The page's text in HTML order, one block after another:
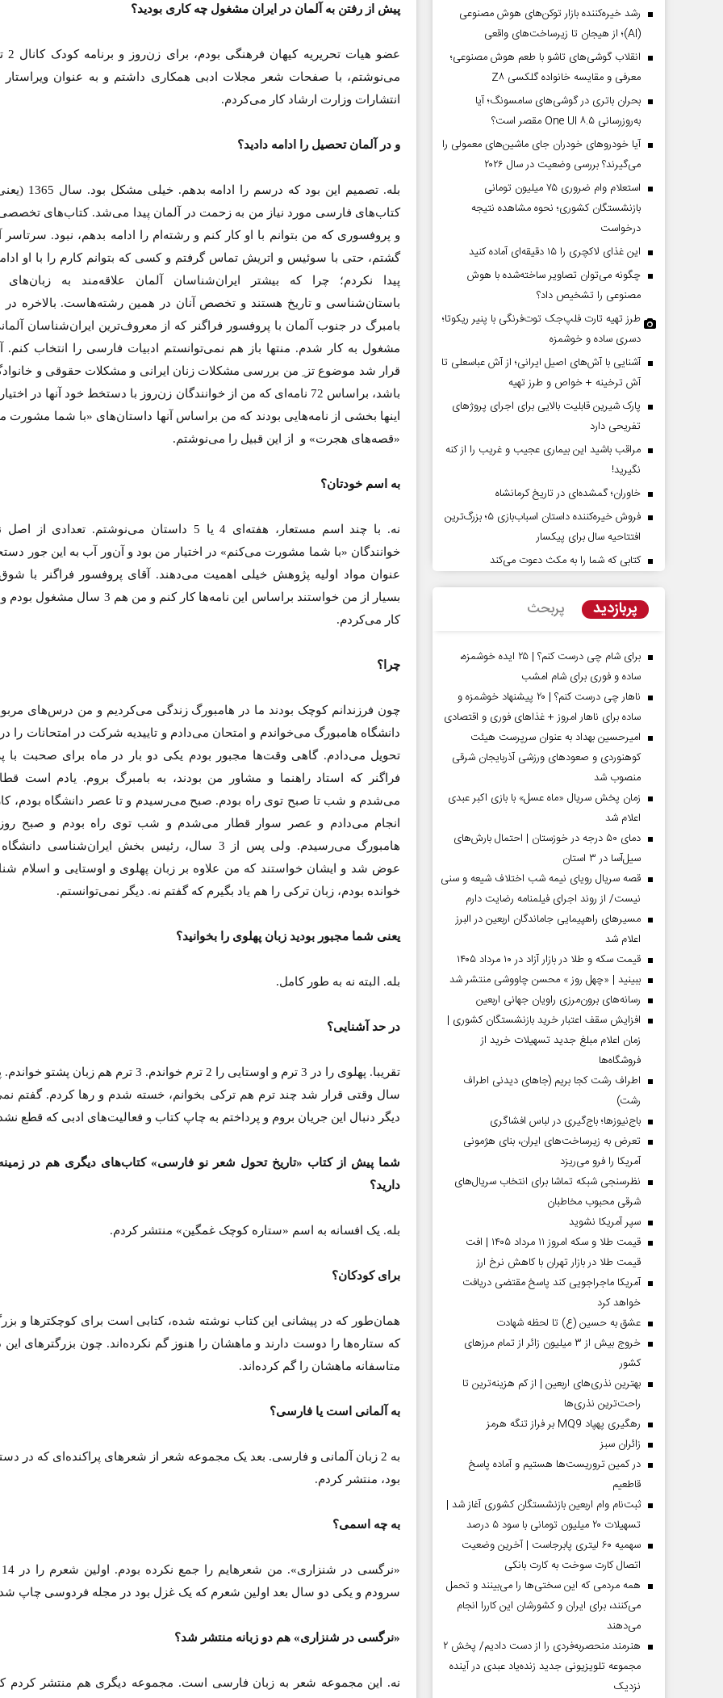
پیش از رفتن به آلمان در ایران مشغول چه کاری بودید؟
عضو
می‌نوشتم، با صفحات شعر مجلات ادبی همکاری داشتم و به عنوان ویراستار
انتشارات وزارت ارشاد کار می‌کردم.
و در آلمان تحصیل را ادامه دادید؟
کتاب‌های فارسی مورد نیاز من به زحمت در آلمان پیدا می‌شد. کتاب‌های
و پروفسوری که من بتوانم با او کار کنم و رشته‌ام را ادامه بدهم، نبود. سرتاسر
گشتم، حتی با سوئیس و اتریش تماس گرفتم و کسی که بتوانم کارم را با او
پیدا نکردم؛ چرا که بیشتر ایران‌شناسان آلمان علاقه‌مند به زبان‌های
باستان‌شناسی و تاریخ هستند و تخصص آنان در همین رشته‌هاست. بالاخره در
بامبرگ در جنوب آلمان با پروفسور فراگنر که از معروف‌ترین ایران‌شناسان
مشغول به کار شدم. منتها باز هم نمی‌توانستم ادبیات فارسی را انتخاب کنم.
قرار شد موضوع تز ِ‌ من بررسی مشکلات زنان ایرانی و مشکلات حقوقی و
باشد، براساس 72 نامه‌ای که من از خوانندگان زن‌روز با دستخط خود آنها در
اینها بخشی از نامه‌هایی بودند که من براساس آنها داستان‌های «با شما مشورت
«قصه‌های هجرت» و از این قبیل را می‌نوشتم.
به اسم خودتان؟
نه. با چند اسم مستعار، هفته‌ای 4 یا 5 داستان می‌نوشتم. تعدادی
خوانندگان «با شما مشورت می‌کنم» در اختیار من بود و آن‌ور آب به این جور
عنوان مواد اولیه پژوهش خیلی اهمیت می‌دهند. آقای پروفسور فراگنر با
بسیار از من خواستند براساس این نامه‌ها کار کنم و من هم
کار می‌کردم.
چرا؟
چون فرزندانم کوچک بودند ما در هامبورگ زندگی می‌کردیم و من درس‌های
دانشگاه هامبورگ می‌خواندم و امتحان می‌دادم و تاییدیه شرکت در امتحانات را
تحویل می‌دادم. گاهی وقت‌ها مجبور بودم یکی دو بار در ماه برای صحبت با
فراگنر که استاد راهنما و مشاور من بودند، به بامبرگ بروم. یادم است
می‌شدم و شب تا صبح توی راه بودم. صبح می‌رسیدم و تا عصر دانشگاه بودم،
انجام می‌دادم و عصر سوار قطار می‌شدم و شب توی راه بودم و صبح روز
هامبورگ می‌رسیدم. ولی پس از 3 سال، رئیس بخش ایران‌شناسی
عوض شد و ایشان خواستند که من علاوه بر زبان پهلوی و اوستایی و اسلام
خوانده بودم، زبان ترکی را هم یاد بگیرم که گفتم نه. دیگر نمی‌توانستم.
یعنی شما مجبور بودید زبان پهلوی را بخوانید؟
بله. البته نه به طور کامل.
در حد آشنایی؟
سال وقتی قرار شد چند ترم هم ترکی بخوانم، خسته شدم و رها کردم. گفتم
دیگر دنبال این جریان بروم و پرداختم به چاپ کتاب و فعالیت‌های ادبی که قطع
شما پیش از کتاب «تاریخ تحول شعر نو فارسی» کتاب‌های دیگری هم در زمینه
دارید؟
بله. یک افسانه به اسم «ستاره کوچک غمگین» منتشر کردم.
برای کودکان؟
همان‌طور که در پیشانی این کتاب نوشته شده، کتابی است برای کوچکترها و
که ستاره‌ها را دوست دارند و ماهشان را هنوز گم نکرده‌اند. چون بزرگترهای این
متاسفانه ماهشان را گم کرده‌اند.
به آلمانی است یا فارسی؟
به 2 زبان آلمانی و فارسی. بعد یک مجموعه شعر از شعرهای پراکنده‌ای که در
بود، منتشر کردم.
به چه اسمی؟
سرودم و یکی دو سال بعد اولین شعرم که یک غزل بود در مجله فردوسی چاپ
«نرگسی در شنزاری» هم دو زبانه منتشر شد؟
نه. این مجموعه شعر به زبان فارسی است. مجموعه دیگری هم منتشر کردم
رشد خیره‌کننده بازار توکن‌های هوش مصنوعی
(AI)؛ از هیجان تا زیرساخت‌های واقعی
انقلاب گوشی‌های تاشو‌ با طعم هوش مصنوعی؛
معرفی و مقایسه خانواده گلکسی Z۸
بحران باتری در گوشی‌های سامسونگ؛ آیا
به‌روزرسانی One UI ۸.۵ مقصر است؟
آیا خودروهای خودران جای ماشین‌های معمولی را
می‌گیرند؟ بررسی وضعیت در سال ۲۰۲۶
استعلام وام ضروری ۷۵ میلیون تومانی
بازنشستگان کشوری؛ نحوه مشاهده نتیجه
درخواست
این غذای لاکچری را ۱۵ دقیقه‌ای آماده کنید
چگونه می‌توان تصاویر ساخته‌شده با هوش
مصنوعی را تشخیص داد؟
طرز تهیه تارت فلپ‌جک توت‌فرنگی با پنیر ریکوتا؛
دسری ساده و خوشمزه
آشنایی با آش‌های اصیل ایرانی؛ از آش عباسعلی تا
آش ترخینه + خواص و طرز تهیه
پارک شیرین قابلیت‌ بالایی برای اجرای پروژهای
تفریحی دارد
مراقب باشید این بیماری عجیب و غریب را از کنه
نگیرید!
خاوران؛ گمشده‌ای در تاریخ کرمانشاه
فروش خیره‌کننده داستان اسباب‌بازی ۵؛ بزرگ‌ترین
افتتاحیه سال برای پیکسار
کتابی که شما را به مکث دعوت می‌کند
پربازدید پربحث
برای شام چی درست کنم؟ | ۲۵ ایده خوشمزه،
ساده و فوری برای شام امشب
ناهار چی درست کنم؟ | ۲۰ پیشنهاد خوشمزه و
ساده برای ناهار امروز + غذاهای فوری و اقتصادی
امیرحسین بهداد به عنوان سرپرست هیئت
کوهنوردی و صعودهای ورزشی آذربایجان شرقی
منصوب شد
زمان پخش سریال «ماه عسل» با بازی اکبر عبدی
اعلام شد
دمای ۵۰ درجه در خوزستان | احتمال بارش‌های
سیل‌آسا در ۳ استان
قصه سریال رویای نیمه شب اختلاف شیعه و سنی
نیست/ از روند اجرای فیلمنامه رضایت دارم
مسیر‌های راهپیمایی جاماندگان اربعین در البرز
اعلام شد
قیمت سکه و طلا در بازار آزاد در ۱۰ مرداد ۱۴۰۵
ببینید | «چهل روز » محسن چاووشی منتشر شد
رسانه‌های برون‌مرزی راویان جهانی اربعین
افزایش سقف اعتبار خرید بازنشستگان کشوری |
زمان اعلام مبلغ جدید تسهیلات خرید از
فروشگاه‌ها
اطراف رشت کجا بریم (جاهای دیدنی اطراف
رشت)
باج‌نیوزها؛ باج‌گیری در لباس افشاگری
تعرض به زیرساخت‌های ایران، بنای هژمونی
آمریکا را فرو می‌ریزد
نظرسنجی شبکه تماشا برای انتخاب سریال‌های
شرقی محبوب مخاطبان
سپر آمریکا نشوید
قیمت طلا و سکه امروز ۱۱ مرداد ۱۴۰۵ | افت
قیمت طلا در بازار تهران با کاهش نرخ ارز
آمریکا ماجراجویی کند پاسخ مقتضی دریافت
خواهد کرد
عشق به حسین (ع) تا لحظه شهادت
خروج بیش از ۳ میلیون زائر از تمام مرز‌های
کشور
بهترین نذری‌های اربعین | از کم هزینه‌ترین تا
راحت‌ترین نذری‌ها
رهگیری پهپاد MQ9 بر فراز تنگه هرمز
‌زائران سبز
در کمین تروریست‌ها هستیم و آماده پاسخ
قاطعیم
ثبت‌نام وام اربعین بازنشستگان کشوری آغاز شد |
تسهیلات ۲۰ میلیون تومانی با سود ۵ درصد
سهمیه ۶۰ لیتری پابرجاست | آخرین وضعیت
اتصال کارت سوخت به کارت بانکی
همه مردمی که این سختی‌ها را می‌بینند و تحمل
می‌کنند، برای ایران و کشورشان این کاررا انجام
می‌دهند
هنرمند منحصر‌به‌فردی را از دست دادیم/ پخش ۲
مجموعه تلویزیونی جدید زنده‌یاد عبدی در آینده
نزدیک
پشت‌پرده تهدیدات کوتاه‏‌مدت و
ادعا‌های خلاف واقع آمریکا
- تحلیلگر مسائل سیاسی
اربعین نماد مقاومت در برابر
رحمت‌الله نوروزی - عضو کمیسیون اجتماعی
مجلس
از باتلاق انرژی تا بن‌بست ترامپ
صفحات نخست روزنامه ها‌ی‌سه‌شنبه ۶ مردادماه صفحات نخست روزنامه ها‌ی یکشنبه ۴ مردادماه صفحات نخست روزنامه ها‌ی شنبه ۳ مردادماه